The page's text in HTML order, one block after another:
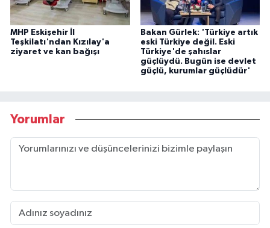
MHP Eskişehir İl
Teşkilatı'ndan Kızılay'a
ziyaret ve kan bağışı
Bakan Gürlek: 'Türkiye artık
eski Türkiye değil. Eski
Türkiye'de şahıslar
güçlüydü. Bugün ise devlet
güçlü, kurumlar güçlüdür'
Yorumlar